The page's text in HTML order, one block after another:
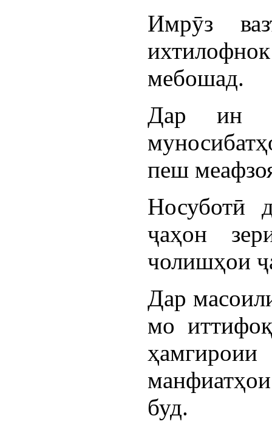
Имрӯз
мебошад.
Дар ин
пеш
Носуботӣ
ҷаҳон
чолишҳои
Дар
мо
буд.